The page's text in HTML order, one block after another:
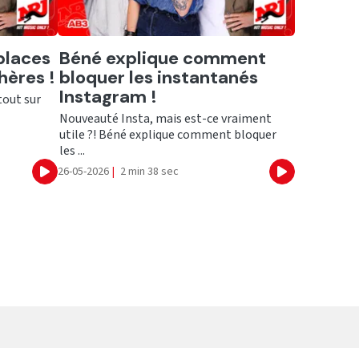
!
sur
Ecouter
Ecouter
Béné explique comment
bloquer les instantanés
Instagram !
Nouveauté Insta, mais est-ce vraiment
utile ?! Béné explique comment bloquer
les ...
26-05-2026 | 2 min 38 sec Ecouter